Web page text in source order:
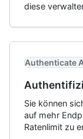
diese
Authenticate
Sie können
auf mehr
Ratenlimit zu